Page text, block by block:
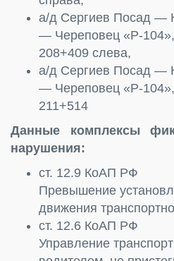
а/д Сергиев Посад —
— Череповец «Р-
208+409 слева,
а/д Сергиев Посад —
— Череповец «Р-
211+514
Данные комплексы
нарушения:
ст. 12.9 КоАП РФ
Превышение
движения
ст. 12.6 КоАП РФ
Управление